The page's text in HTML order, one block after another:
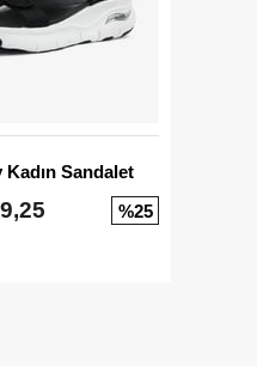
Sandalet
%25